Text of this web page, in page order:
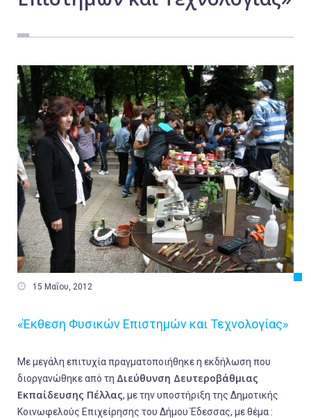
 15 Μαΐου, 2012
«Έκθεση Φυσικών Επιστημών και Τεχνολογίας»
Με μεγάλη επιτυχία πραγματοποιήθηκε η εκδήλωση που
διοργανώθηκε από τη Διεύθυνση Δευτεροβάθμιας
Εκπαίδευσης Πέλλας, με την υποστήριξη της Δημοτικής
Κοινωφελούς Επιχείρησης του Δήμου Έδεσσας, με θέμα :
Ελλάδα
Τοπικά
Αγροτικά
Οικονομία
Πολιτική
Αθλητικά
Αστυνομικό Δελτίο